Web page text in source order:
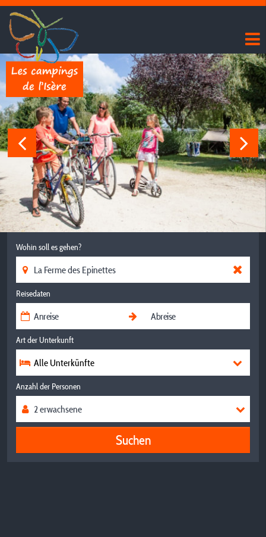
Wohin soll es gehen?
Reisedaten
Art der Unterkunft
Alle Unterkünfte
Anzahl der Personen
Suchen